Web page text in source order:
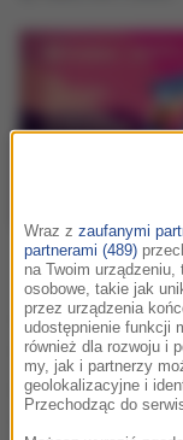
idea historia
Album
do "Gry o
Niemiec Ramin
soundtracku do
Wraz z zaufanymi
partnerami (489)
na Twoim
osobowe, takie jak
przez urządzenia
udostępnienie funkcji
również dla rozwoju i
my, jak i partnerzy
geolokalizacyjne i
Przechodząc do